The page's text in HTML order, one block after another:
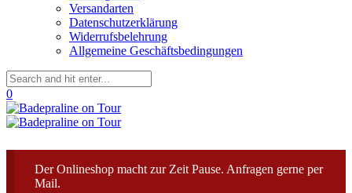
Versandarten
Datenschutzerklärung
Widerrufsbelehrung
Allgemeine Geschäftsbedingungen
0
Der Onlineshop macht zur Zeit Pause. Anfragen gerne per
Mail.